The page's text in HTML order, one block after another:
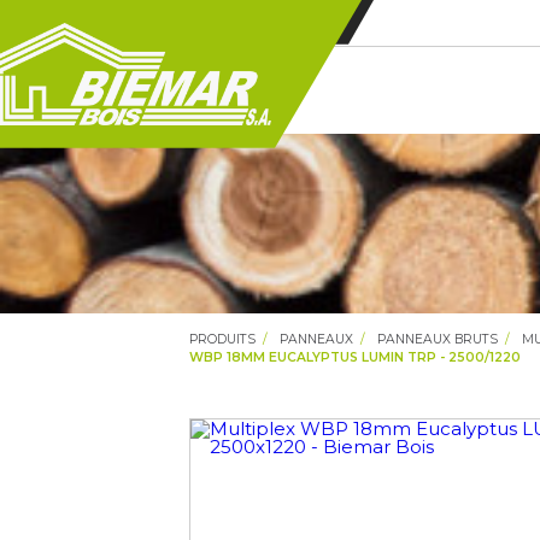
PRODUITS PANNEAUX PANNEAUX BRUTS
WBP 18MM EUCALYPTUS LUMIN TRP - 2500/1220